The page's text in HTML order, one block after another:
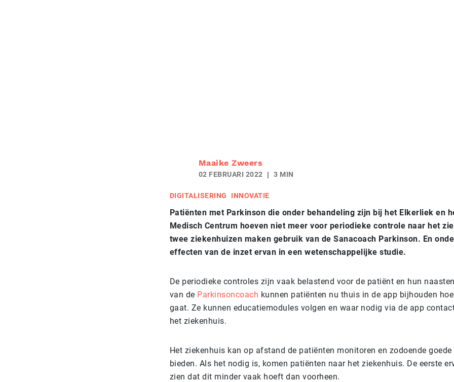
Maaike Zweers
02 FEBRUARI 2022 3 MIN
DIGITALISERING INNOVATIE
Patiënten met Parkinson die onder behandeling zijn bij het Elkerliek en
Medisch Centrum hoeven niet meer voor periodieke controle naar het
twee ziekenhuizen maken gebruik van de Sanacoach Parkinson. En
effecten van de inzet ervan in een wetenschappelijke studie.
De periodieke controles zijn vaak belastend voor de patiënt en hun
van de Parkinsoncoach kunnen patiënten nu thuis in de app bijhouden
gaat. Ze kunnen educatiemodules volgen en waar nodig via de app
het ziekenhuis.
Het ziekenhuis kan op afstand de patiënten monitoren en zodoende
bieden. Als het nodig is, komen patiënten naar het ziekenhuis. De eerste
zien dat dit minder vaak hoeft dan voorheen.